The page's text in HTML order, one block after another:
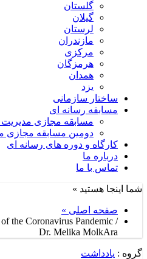
گلستان
گیلان
لرستان
مازندران
مرکزی
هرمزگان
همدان
یزد
ساختار سازمانی
مسابقه رسانه ای
مسابقه مجازی مدیریت
دومین مسابقه مجازی
کارگاه و دوره های رسانه ای
درباره ما
تماس با ما
شما اینجا هستید »
صفحه اصلی »
the Coronavirus Pandemic /
Dr. Melika MolkAra
گروه : یادداشت